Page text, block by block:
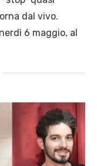
dal vivo.
6 maggio, al